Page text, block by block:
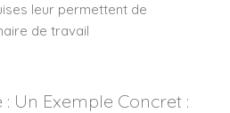
leur permettent de
de travail
: Un Exemple Concret :